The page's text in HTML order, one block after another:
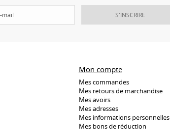
S'INSCRIRE
Mon compte
Mes commandes
Mes retours de marchandise
Mes avoirs
Mes adresses
Mes informations personnelles
Mes bons de réduction